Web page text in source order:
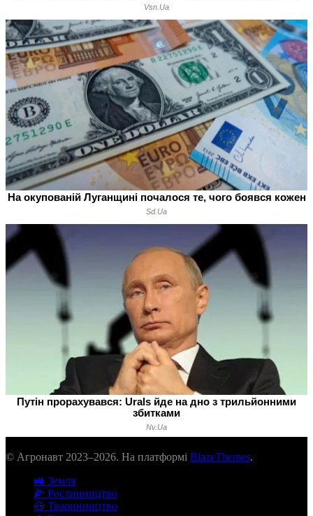
© Агронавт 2023–2026. На платформі BlazeThemes.
🚜 Земля
🌽 Рослинництво
🐽 Тваринництво